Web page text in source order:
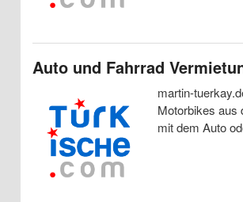
Auto und Fahrrad
martin-
Motorbikes aus
mit dem Auto